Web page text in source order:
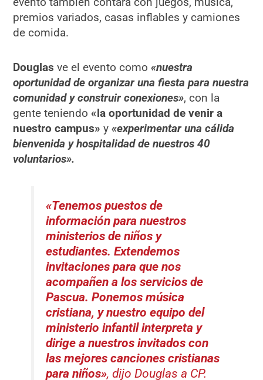
premios variados, casas inflables y camiones
de comida.
Douglas ve el evento como«nuestra
oportunidad de organizar una fiesta para nuestra
comunidad y construir conexiones», con la
gente teniendo «la oportunidad de venir a
nuestro campus»y«experimentar una cálida
bienvenida y hospitalidad de nuestros 40
voluntarios».
«Tenemos puestos de
información para nuestros
ministerios de niños y
estudiantes. Extendemos
invitaciones para que nos
acompañen a los servicios de
Pascua. Ponemos música
cristiana, y nuestro equipo del
ministerio infantil interpreta y
dirige a nuestros invitados con
las mejores canciones cristianas
para niños», dijo Douglas a CP.